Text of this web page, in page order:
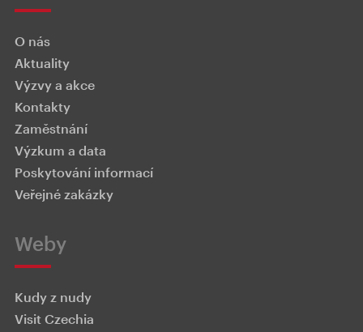
O nás
Aktuality
Výzvy a akce
Kontakty
Zaměstnání
Výzkum a data
Poskytování informací
Veřejné zakázky
Weby
Kudy z nudy
Visit Czechia